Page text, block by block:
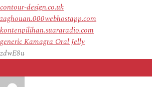
contour-design.co.uk
zaghouan.000webhostapp.com
kontenpilihan.suararadio.com
generic Kamagra Oral Jelly
zdwE8u